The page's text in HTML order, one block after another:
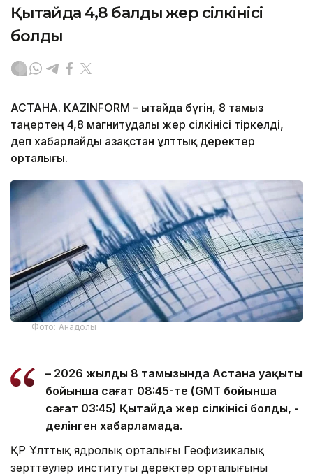
Қытайда 4,8 балдық жер сілкінісі
болды
АСТАНА. KAZINFORM – Қытайда бүгін, 8 тамыз
таңертең 4,8 магнитудалы жер сілкінісі тіркелді,
деп хабарлайды Қазақстан ұлттық деректер
орталығы.
Фото: Анадолы
– 2026 жылдың 8 тамызында Астана уақыты
бойынша сағат 08:45-те (GMT бойынша
сағат 03:45) Қытайда жер сілкінісі болды, -
делінген хабарламада.
ҚР Ұлттық ядролық орталығы Геофизикалық
зерттеулер институты деректер орталығының